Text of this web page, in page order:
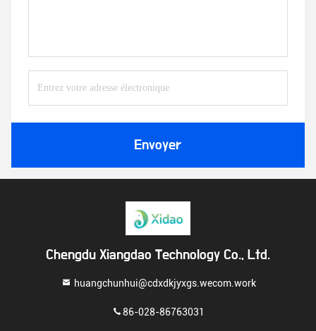
Envoyer
Chengdu Xiangdao Technology Co., Ltd.
huangchunhui@cdxdkjyxgs.wecom.work
86-028-86763031